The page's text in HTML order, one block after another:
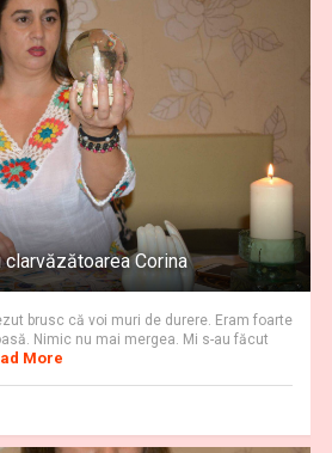
Corina
brusc că voi muri de durere. Eram foarte
Nimic nu mai mergea. Mi s-au făcut
More